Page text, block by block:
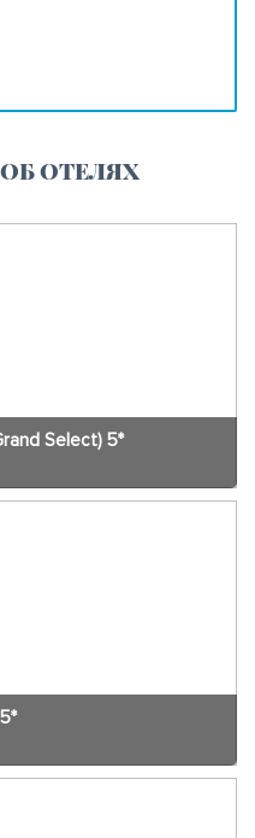
ОТЕЛЯХ
Select) 5*